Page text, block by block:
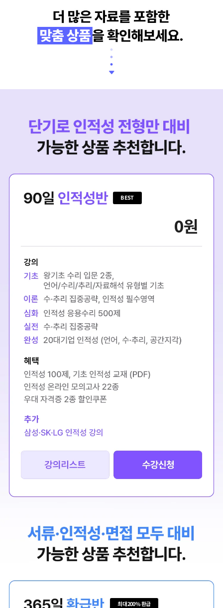
BEST
0원
최대 200% 환급